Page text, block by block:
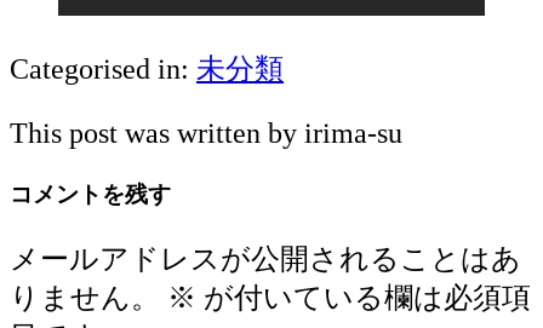
Categorised in: 未分類
This post was written by irima-su
コメントを残す
メールアドレスが公開されることはあ
りません。
※ が付いている欄は必須項